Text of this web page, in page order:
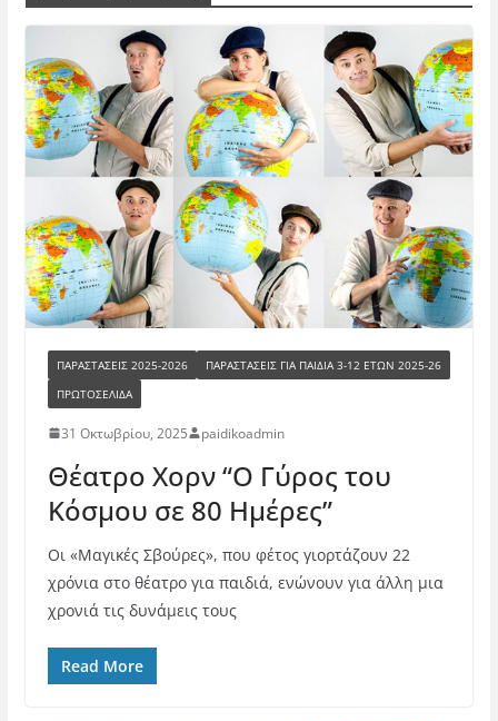
ΠΑΡΑΣΤΆΣΕΙΣ 2025-2026
ΠΑΡΑΣΤΆΣΕΙΣ ΓΙΑ ΠΑΙΔΙΆ 3-12 ΕΤΏΝ 2025-26
ΠΡΩΤΟΣΕΛΙΔΑ
31 Οκτωβρίου, 2025 paidikoadmin
Θέατρο Χορν “Ο Γύρος του
Κόσμου σε 80 Ημέρες”
Οι «Μαγικές Σβούρες», που φέτος γιορτάζουν 22
χρόνια στο θέατρο για παιδιά, ενώνουν για άλλη μια
χρονιά τις δυνάμεις τους
Read More